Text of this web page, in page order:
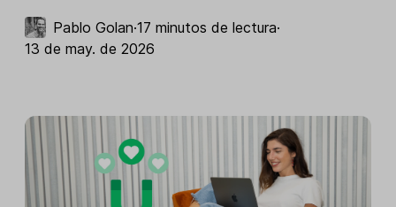
Pablo Golan·17 minutos de lectura·
13 de may. de 2026